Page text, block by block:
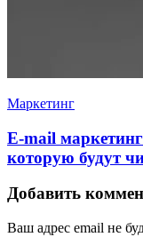
Маркетинг
E-mail
которую будут
Добавить
Ваш адрес email не